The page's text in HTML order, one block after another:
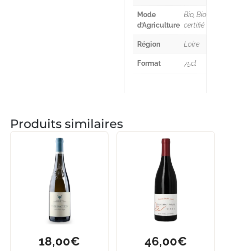
Mode
d’Agriculture
Bio, Bio
certifié
Région Loire
Format 75cl
Produits similaires
18,00€ 46,00€